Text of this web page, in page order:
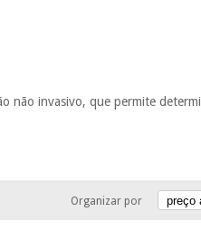
não invasivo, que permite
Organizar por